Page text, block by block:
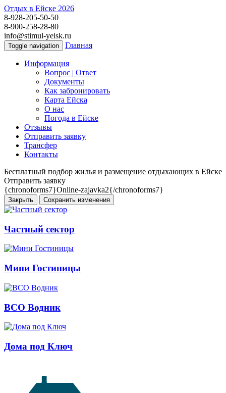
Отдых в Ейске 2026
8-928-205-50-50
8-900-258-28-80
info@stimul-yeisk.ru
Toggle navigation Главная
Информация
Вопрос | Ответ
Документы
Как забронировать
Карта Ейска
О наc
Погода в Ейске
Отзывы
Отправить заявку
Трансфер
Контакты
Бесплатный подбор жилья и размещение отдыхающих в Ейске
Отправить заявку
{chronoforms7}Online-zajavka2{/chronoforms7}
Закрыть Сохранить изменения
Частный сектор
Мини Гостиницы
ВСО Водник
Дома под Ключ